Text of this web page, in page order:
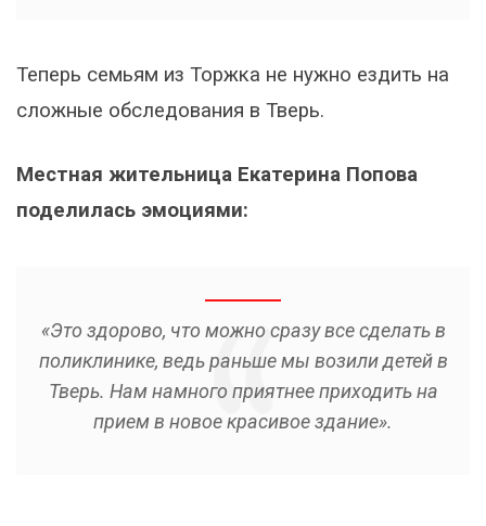
​Теперь семьям из Торжка не нужно ездить на
сложные обследования в Тверь.
Местная жительница Екатерина Попова
поделилась эмоциями:
«Это здорово, что можно сразу все сделать в
поликлинике, ведь раньше мы возили детей в
Тверь. Нам намного приятнее приходить на
прием в новое красивое здание».